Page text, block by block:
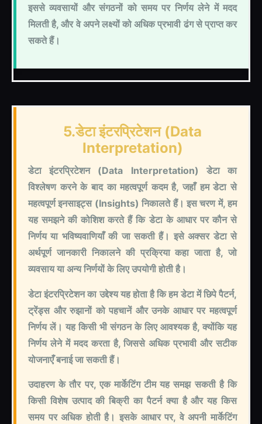
इससे व्यवसायों और संगठनों को समय पर निर्णय लेने में मदद
मिलती है, और वे अपने लक्ष्यों को अधिक प्रभावी ढंग से प्राप्त कर
सकते हैं।
5.डेटा इंटरप्रिटेशन (Data
Interpretation)
डेटा इंटरप्रिटेशन (Data Interpretation) डेटा का
विश्लेषण करने के बाद का महत्वपूर्ण कदम है, जहाँ हम डेटा से
महत्वपूर्ण इनसाइट्स (Insights) निकालते हैं। इस चरण में, हम
यह समझने की कोशिश करते हैं कि डेटा के आधार पर कौन से
निर्णय या भविष्यवाणियाँ की जा सकती हैं। इसे अक्सर डेटा से
अर्थपूर्ण जानकारी निकालने की प्रक्रिया कहा जाता है, जो
व्यवसाय या अन्य निर्णयों के लिए उपयोगी होती है।
डेटा इंटरप्रिटेशन का उद्देश्य यह होता है कि हम डेटा में छिपे पैटर्न,
ट्रेंड्स और रुझानों को पहचानें और उनके आधार पर महत्वपूर्ण
निर्णय लें। यह किसी भी संगठन के लिए आवश्यक है, क्योंकि यह
निर्णय लेने में मदद करता है, जिससे अधिक प्रभावी और सटीक
योजनाएँ बनाई जा सकती हैं।
उदाहरण के तौर पर, एक मार्केटिंग टीम यह समझ सकती है कि
किसी विशेष उत्पाद की बिक्री का पैटर्न क्या है और यह किस
समय पर अधिक होती है। इसके आधार पर, वे अपनी मार्केटिंग